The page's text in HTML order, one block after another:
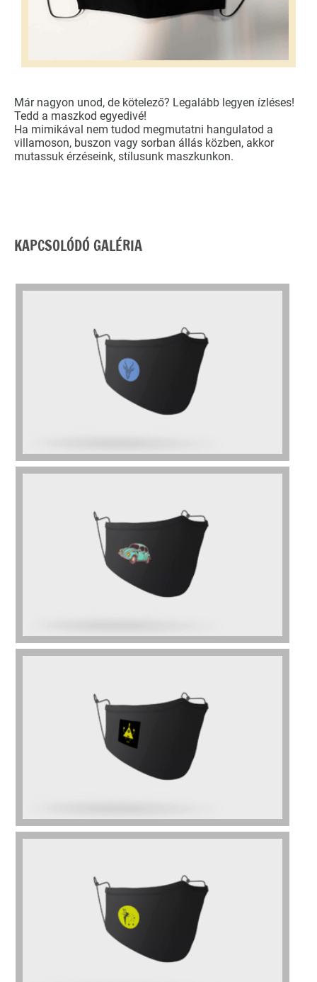
Már nagyon unod, de kötelező? Legalább legyen ízléses!
Tedd a maszkod egyedivé!
Ha mimikával nem tudod megmutatni hangulatod a
villamoson, buszon vagy sorban állás közben, akkor
mutassuk érzéseink, stílusunk maszkunkon.
KAPCSOLÓDÓ GALÉRIA